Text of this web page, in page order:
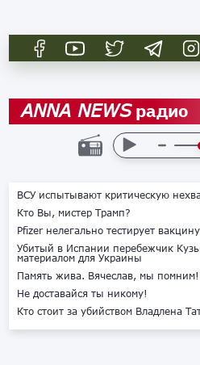
ANNA NEWSрадио
ВСУ испытывают критическую
Кто Вы, мистер Трамп?
Pfizer нелегально тестирует
Убитый в Испании перебежчик
материалом для Украины
Память жива. Вячеслав, мы помним!
Не доставайся ты никому!
Кто стоит за убийством Владлена